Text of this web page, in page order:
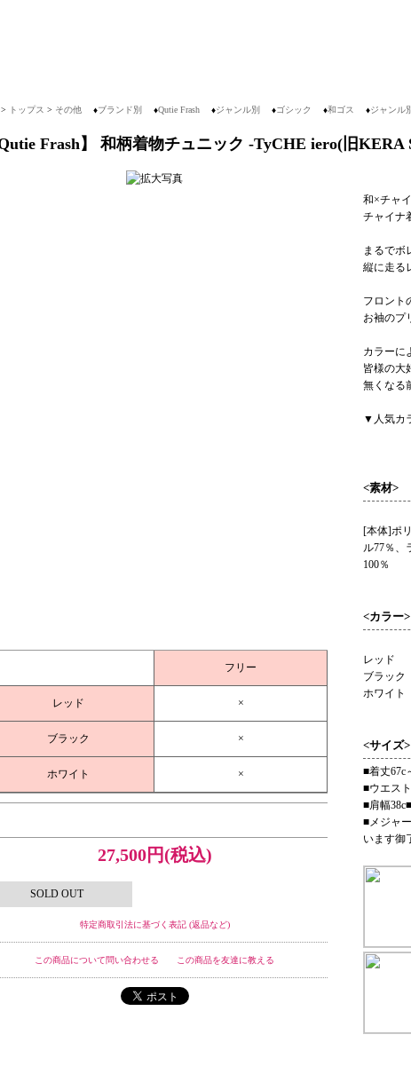
> トップス > その他 ♦ブランド別 ♦Qutie Frash ♦ジャンル別 ♦ゴシック ♦和ゴス ♦ジャンル
Qutie Frash】 和柄着物チュニック -TyCHE iero(旧KERA
和×チャ
チャイナ
まるでボ
縦に走る
フロント
お袖のプ
カラーに
皆様の大
無くなる
▼人気カ
<素材>
[本体]ポ
ル77％、
100％
<カラー>
レッド
ブラック
ホワイト
<サイズ>
■着丈67c
■ウエス
■肩幅
■メジャ
います御
フリー
レッド ×
ブラック ×
ホワイト ×
27,500円(税込)
SOLD OUT
特定商取引法に基づく表記 (返品など)
この商品について問い合わせる この商品を友達に教える